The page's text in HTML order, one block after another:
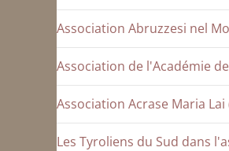
Association Abruzzesi nel
Association de l'Académie
Association Acrase Maria Lai
Les Tyroliens du Sud dans